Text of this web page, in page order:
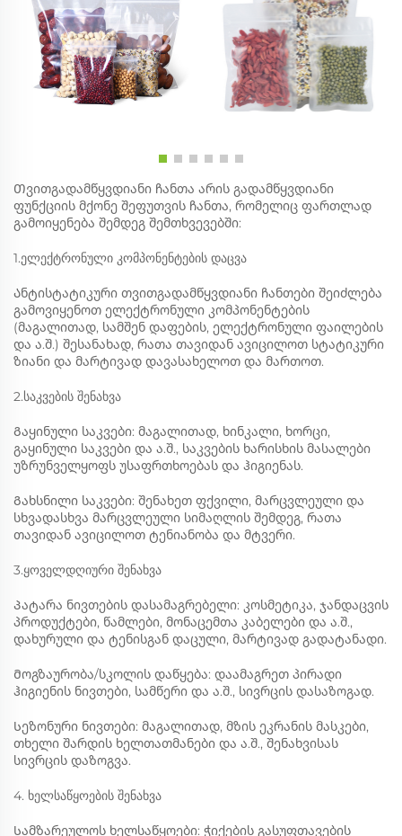
Თვითგადამწყვდიანი ჩანთა არის გადამწყვდიანი
ფუნქციის მქონე შეფუთვის ჩანთა, რომელიც ფართლად
გამოიყენება შემდეგ შემთხვევებში:
1.ელექტრონული კომპონენტების დაცვა
Ანტისტატიკური თვითგადამწყვდიანი ჩანთები შეიძლება
გამოვიყენოთ ელექტრონული კომპონენტების
(მაგალითად, სამშენ დაფების, ელექტრონული ფაილების
და ა.შ.) შესანახად, რათა თავიდან ავიცილოთ სტატიკური
ზიანი და მარტივად დავასახელოთ და მართოთ. ‌
2.საკვების შენახვა
Გაყინული საკვები: მაგალითად, ხინკალი, ხორცი,
გაყინული საკვები და ა.შ., საკვების ხარისხის მასალები
უზრუნველყოფს უსაფრთხოებას და ჰიგიენას. ‌
Გახსნილი საკვები: შენახეთ ფქვილი, მარცვლეული და
სხვადასხვა მარცვლეული სიმაღლის შემდეგ, რათა
თავიდან ავიცილოთ ტენიანობა და მტვერი. ‌
3.ყოველდღიური შენახვა
Პატარა ნივთების დასამაგრებელი: კოსმეტიკა, ჯანდაცვის
პროდუქტები, წამლები, მონაცემთა კაბელები და ა.შ.,
დახურული და ტენისგან დაცული, მარტივად გადატანადი.
Მოგზაურობა/სკოლის დაწყება: დაამაგრეთ პირადი
ჰიგიენის ნივთები, სამწერი და ა.შ., სივრცის დასაზოგად.
Სეზონური ნივთები: მაგალითად, მზის ეკრანის მასკები,
თხელი შარდის ხელთათმანები და ა.შ., შენახვისას
სივრცის დაზოგვა.
4. ხელსაწყოების შენახვა
Სამზარეულოს ხელსაწყოები: ჭიქების გასუფთავების